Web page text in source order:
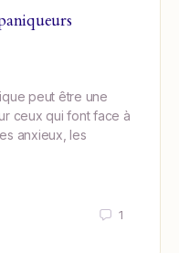
peut être une
ceux qui font face à
anxieux, les
1